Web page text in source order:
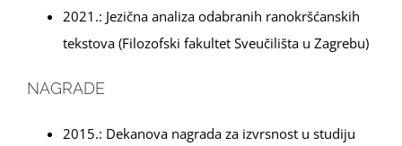
2021.: Jezična analiza odabranih ranokršćanskih
tekstova (Filozofski fakultet Sveučilišta u Zagrebu)
NAGRADE
2015.: Dekanova nagrada za izvrsnost u studiju